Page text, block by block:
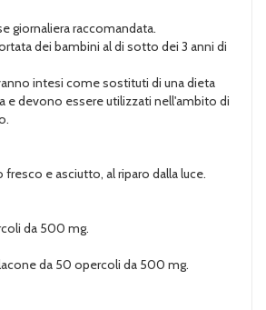
giornaliera raccomandata.
dei bambini al di sotto dei 3 anni di
intesi come sostituti di una dieta
e devono essere utilizzati nell'ambito di
fresco e asciutto, al riparo dalla luce.
da 500 mg.
da 50 opercoli da 500 mg.